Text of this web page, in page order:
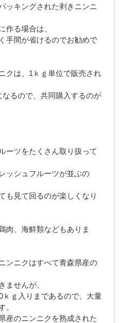
ッキングされた剥きニンニ
作る場合は、
手間が省けるのでお勧めで
クは、1ｋｇ単位で販売され
るので、共同購入するのが
ーツをたくさん取り扱って
ッシュフルーツが並ぶの
も見て回るのが楽しくなり
肉、海鮮類などもありま
ンニクはすべて青森県産の
ませんが、
ｇ入りまであるので、大量
。
産のニンニクを熟成された